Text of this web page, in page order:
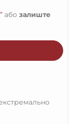
або залиште